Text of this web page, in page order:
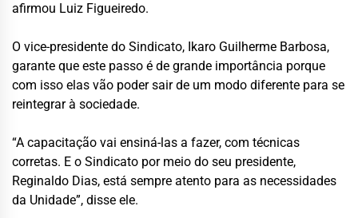
afirmou Luiz Figueiredo.
O vice-presidente do Sindicato, Ikaro Guilherme Barbosa,
garante que este passo é de grande importância porque
com isso elas vão poder sair de um modo diferente para se
reintegrar à sociedade.
“A capacitação vai ensiná-las a fazer, com técnicas
corretas. E o Sindicato por meio do seu presidente,
Reginaldo Dias, está sempre atento para as necessidades
da Unidade”, disse ele.